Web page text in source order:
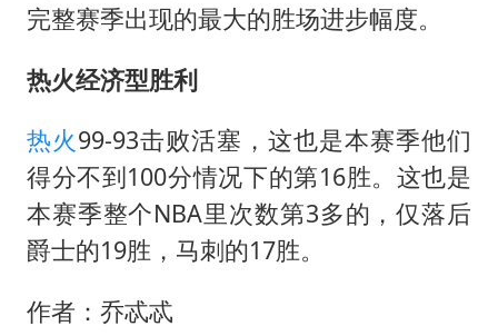
完整赛季出现的最大的胜场进步幅度。
热火经济型胜利
热火99-93击败活塞，这也是本赛季他们
得分不到100分情况下的第16胜。这也是
本赛季整个NBA里次数第3多的，仅落后
爵士的19胜，马刺的17胜。
作者：乔忒忒